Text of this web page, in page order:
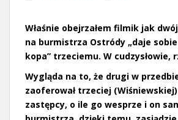
Właśnie obejrzałem filmik jak
na burmistrza Ostródy „daje sobie
kopa” trzeciemu. W cudzysłowie,
Wygląda na to, że drugi w
zaoferował trzeciej
zastępcy, o ile go wesprze i on